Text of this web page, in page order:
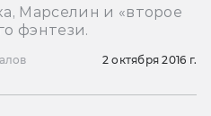
Марселин и «второе
фэнтези.
2 октября 2016 г.